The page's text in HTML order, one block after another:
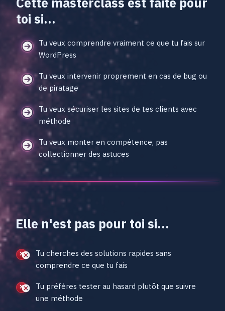
toi si...
Tu veux comprendre vraiment ce que tu fais sur
WordPress
Tu veux intervenir proprement en cas de bug ou
de piratage
Tu veux sécuriser les sites de tes clients avec
méthode
Tu veux monter en compétence, pas
collectionner des astuces
Elle n'est pas pour toi si...
Tu cherches des solutions rapides sans
comprendre ce que tu fais
Tu préfères tester au hasard plutôt que suivre
une méthode